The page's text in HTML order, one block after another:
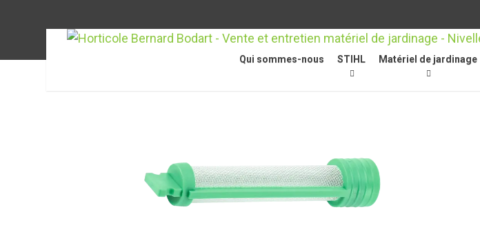
Qui sommes-nous STIHL Matériel de jardinage
Accessoires pour pulvérisateurs / atomiseurs Autres